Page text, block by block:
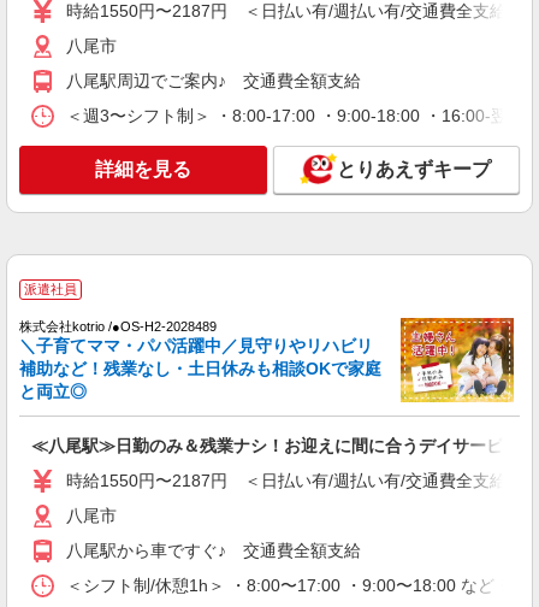
あたり10,684円（深夜割増＋夜勤1手当）、7,284
大阪府八尾市泉町1-2 バス停「西郡南口」下車
グループホーム ソラストいずみ八尾/2780000074-023
よる）
キープ 詳細を見る
派遣社員
株式会社kotrio /●OS-H2-1905855
八尾駅▼綺麗なサ高住で生活ケア▼清掃やフロ
アの巡回など
通費全支給(ガソリン代含む)＞
八尾市
時給1550円〜2187円 ＜日払い有/週払い有/交通費全支給(ガ
八尾市
八尾駅周辺でご案内♪ 交通費全額支給
＜週3〜シフト制＞ ・8:00-17:00 ・9:00-18:00 ・16:00-
詳細を見る とりあえずキープ
派遣社員
株式会社kotrio /●OS-H2-2028489
＼子育てママ・パパ活躍中／見守りやリハビリ
補助など！残業なし・土日休みも相談OKで家庭
と両立◎
≪八尾駅≫日勤のみ＆残業ナシ！お迎えに間に合うデイサービス
時給1550円〜2187円 ＜日払い有/週払い有/交通費全支給(ガ
八尾市
八尾駅から車ですぐ♪ 交通費全額支給
＜シフト制/休憩1h＞ ・8:00〜17:00 ・9:00〜18:00 など ※